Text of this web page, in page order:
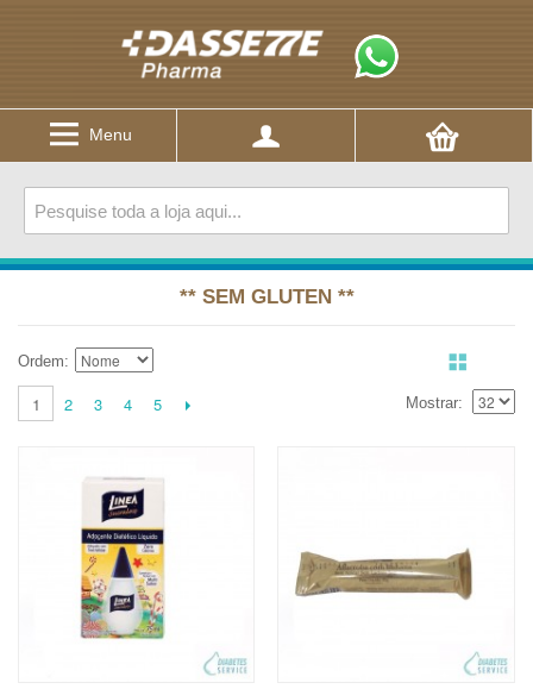
Menu
** SEM GLUTEN **
Ordem
Mostrar
1 2 3 4 5